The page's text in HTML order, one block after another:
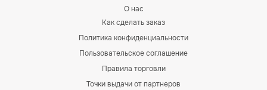
О нас
Как сделать заказ
Политика конфиденциальности
Пользовательское соглашение
Правила торговли
Точки выдачи от партнеров